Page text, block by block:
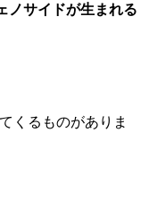
ノサイドが生まれる
くるものがありま